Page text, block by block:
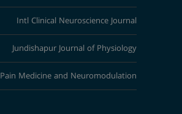
Intl Clinical Neuroscience Journal
Jundishapur Journal of Physiology
Pain Medicine and Neuromodulation